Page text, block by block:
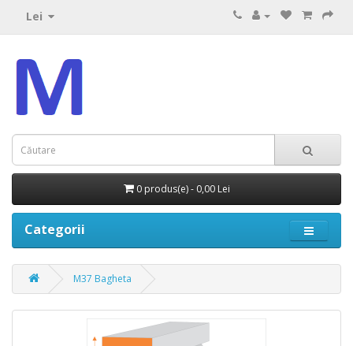
Lei
0 produs(e) - 0,00 Lei
Categorii
M37 Bagheta